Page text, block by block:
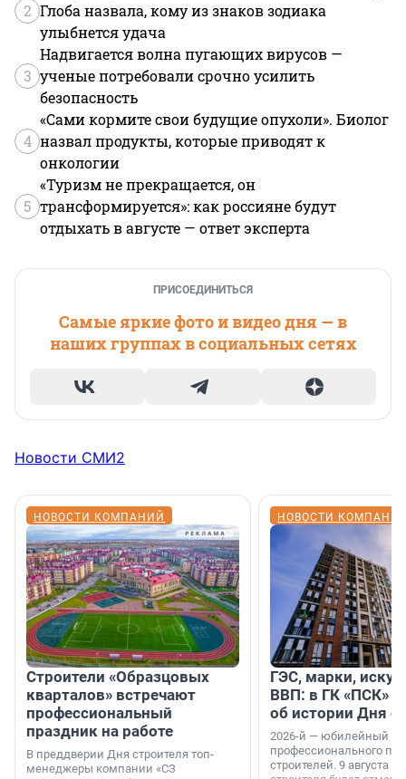
2 Глоба назвала, кому из знаков зодиака
улыбнется удача
3
Надвигается волна пугающих вирусов —
ученые потребовали срочно усилить
безопасность
4
«Сами кормите свои будущие опухоли». Биолог
назвал продукты, которые приводят к
онкологии
5
«Туризм не прекращается, он
трансформируется»: как россияне будут
отдыхать в августе — ответ эксперта
ПРИСОЕДИНИТЬСЯ
Самые яркие фото и видео дня — в
наших группах в социальных сетях
Новости СМИ2
НОВОСТИ КОМПАНИЙ
Строители «Образцовых
кварталов» встречают
профессиональный
праздник на работе
В преддверии Дня строителя топ-
менеджеры компании «СЗ
НОВОСТИ
ГЭС, марки,
ВВП: в ГК «ПСК»
об истории Дня
2026-й — юбилейный
профессионального
строителей. 9 августа